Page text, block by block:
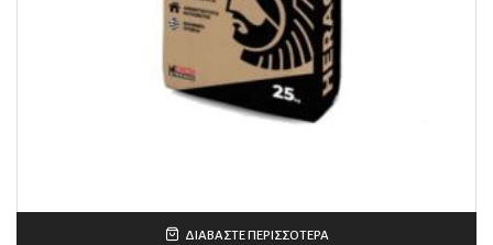
ΔΙΑΒΆΣΤΕ ΠΕΡΙΣΣΌΤΕΡΑ